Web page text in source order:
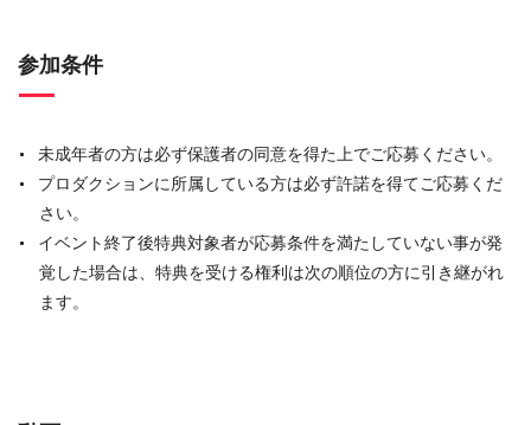
参加条件
未成年者の方は必ず保護者の同意を得た上でご応募ください。
プロダクションに所属している方は必ず許諾を得てご応募くだ
さい。
イベント終了後特典対象者が応募条件を満たしていない事が発
覚した場合は、特典を受ける権利は次の順位の方に引き継がれ
ます。